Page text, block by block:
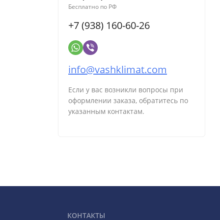
Бесплатно по РФ
+7 (938) 160-60-26
info@vashklimat.com
Если у вас возникли вопросы при
оформлении заказа, обратитесь по
указанным контактам.
КОНТАКТЫ